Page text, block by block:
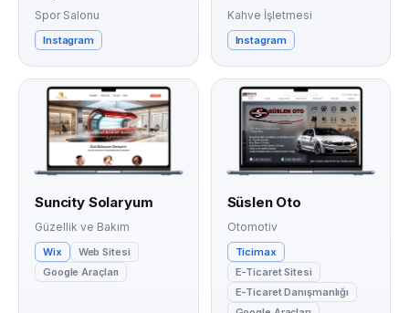
Spor Salonu
Instagram
Kahve İşletmesi
Instagram
Suncity Solaryum
Güzellik ve Bakım
Wix
Web Sitesi
Google Araçları
Süslen Oto
Otomotiv
Ticimax
E-Ticaret Sitesi
E-Ticaret Danışmanlığı